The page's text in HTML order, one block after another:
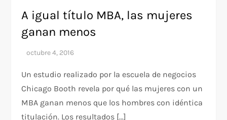
A igual título MBA, las mujeres
ganan menos
Un estudio realizado por la escuela de negocios
Chicago Booth revela por qué las mujeres con un
MBA ganan menos que los hombres con idéntica
titulación. Los resultados […]